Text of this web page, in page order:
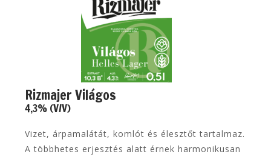
Rizmajer Világos
4,3% (V/V)
Vizet, árpamalátát, komlót és élesztőt tartalmaz.
A többhetes erjesztés alatt érnek harmonikusan